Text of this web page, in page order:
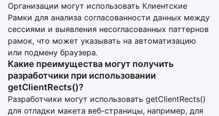
Организации могут использовать Клиентские
Рамки для анализа согласованности данных между
сессиями и выявления несогласованных паттернов
рамок, что может указывать на автоматизацию
или подмену браузера.
Какие преимущества могут получить
разработчики при использовании
getClientRects()?
Разработчики могут использовать getClientRects()
для отладки макета веб-страницы, например, для